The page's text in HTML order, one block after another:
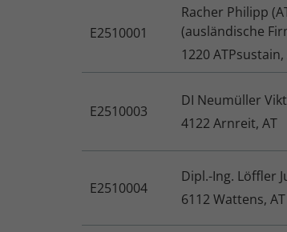
E2510001
Racher Philipp
(ausländische
1220 ATPsustain,
E2510003
DI Neumüller
4122 Arnreit, AT
E2510004
Dipl.-Ing. Löffler
6112 Wattens, AT